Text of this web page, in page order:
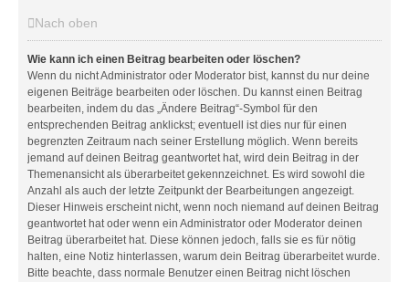
Nach oben
Wie kann ich einen Beitrag bearbeiten oder löschen?
Wenn du nicht Administrator oder Moderator bist, kannst du nur deine
eigenen Beiträge bearbeiten oder löschen. Du kannst einen Beitrag
bearbeiten, indem du das „Ändere Beitrag“-Symbol für den
entsprechenden Beitrag anklickst; eventuell ist dies nur für einen
begrenzten Zeitraum nach seiner Erstellung möglich. Wenn bereits
jemand auf deinen Beitrag geantwortet hat, wird dein Beitrag in der
Themenansicht als überarbeitet gekennzeichnet. Es wird sowohl die
Anzahl als auch der letzte Zeitpunkt der Bearbeitungen angezeigt.
Dieser Hinweis erscheint nicht, wenn noch niemand auf deinen Beitrag
geantwortet hat oder wenn ein Administrator oder Moderator deinen
Beitrag überarbeitet hat. Diese können jedoch, falls sie es für nötig
halten, eine Notiz hinterlassen, warum dein Beitrag überarbeitet wurde.
Bitte beachte, dass normale Benutzer einen Beitrag nicht löschen